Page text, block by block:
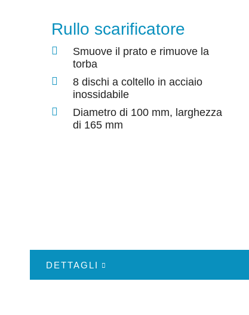
Rullo scarificatore
Smuove il prato e rimuove la
torba
8 dischi a coltello in acciaio
inossidabile
Diametro di 100 mm, larghezza
di 165 mm
DETTAGLI